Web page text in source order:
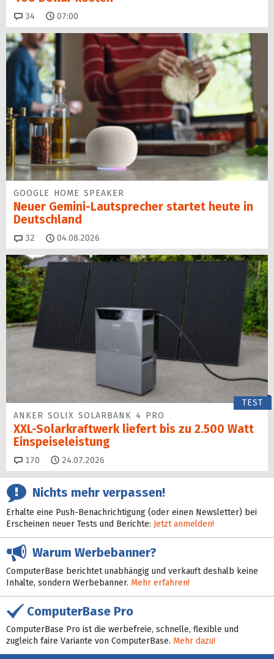
34 Kommentare
07:00
GOOGLE HOME SPEAKER
Neuer Gemini-Laut­spre­cher startet heu­te in
Deutschland
32 Kommentare
04.08.2026
TEST
ANKER SOLIX SOLARBANK 4 PRO
XXL-Solarkraftwerk liefert bis zu 2.500 Watt
Einspeise­leistung
170 Kommentare
24.07.2026
Nichts mehr verpassen!
Erhalte eine Push-Benachrichtigung (oder einen Newsletter) bei
Erscheinen neuer Tests und Berichte: Jetzt anmelden!
Warum Werbebanner?
ComputerBase berichtet unabhängig und verkauft deshalb keine
Inhalte, sondern Werbebanner. Mehr erfahren!
ComputerBase Pro
ComputerBase Pro ist die werbefreie, schnelle, flexible und
zugleich faire Variante von ComputerBase. Mehr dazu!